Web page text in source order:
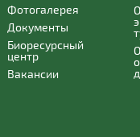
Фотогалерея
Документы
Биоресурсный
центр
Вакансии